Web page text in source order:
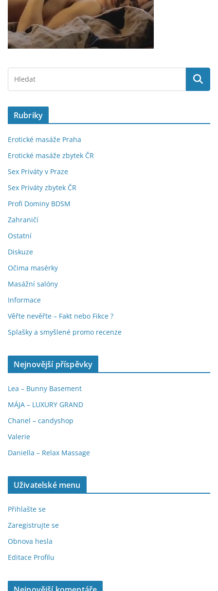
Rubriky
Erotické masáže Praha
Erotické masáže zbytek ČR
Sex Priváty v Praze
Sex Priváty zbytek ČR
Profi Dominy BDSM
Zahraničí
Ostatní
Diskuze
Očima masérky
Masážní salóny
Informace
Věřte nevěřte – Fakt nebo Fikce ?
Splašky a smyšlené promo recenze
Nejnovější příspěvky
Lea – Bunny Basement
MÁJA – LUXURY GRAND
Chanel – candyshop
Valerie
Daniella – Relax Massage
Uživatelské menu
Přihlašte se
Zaregistrujte se
Obnova hesla
Editace Profilu